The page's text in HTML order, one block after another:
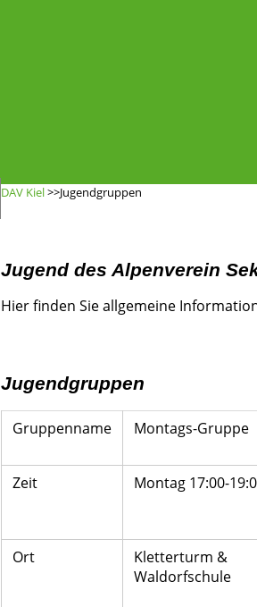
DAV Kiel>>Jugendgruppen
Jugend des Alpenverein
Hier finden Sie allgemeine
Jugendgruppen
Gruppenname Montags-Gruppe
Zeit
Montag 17:00-
Ort
Kletterturm &
Waldorfschule